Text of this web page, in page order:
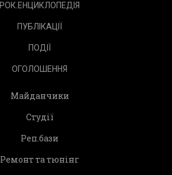
РОК.ЕНЦИКЛОПЕДІЯ
ПУБЛІКАЦІЇ
ПОДІЇ
ОГОЛОШЕННЯ
Майданчики
Студії
Реп.бази
Ремонт та тюнінг